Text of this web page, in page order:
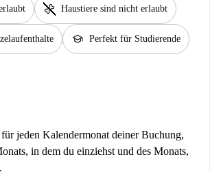
pet_supplies Haustiere sind nicht erlaubt
school Perfekt für Studierende
jeden Kalendermonat deiner Buchung,
in dem du einziehst und des Monats,